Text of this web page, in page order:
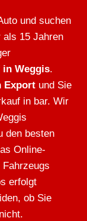
und suchen
als 15 Jahren
in Weggis.
Export und Sie
in bar. Wir
den besten
Online-
erfolgt
ob Sie